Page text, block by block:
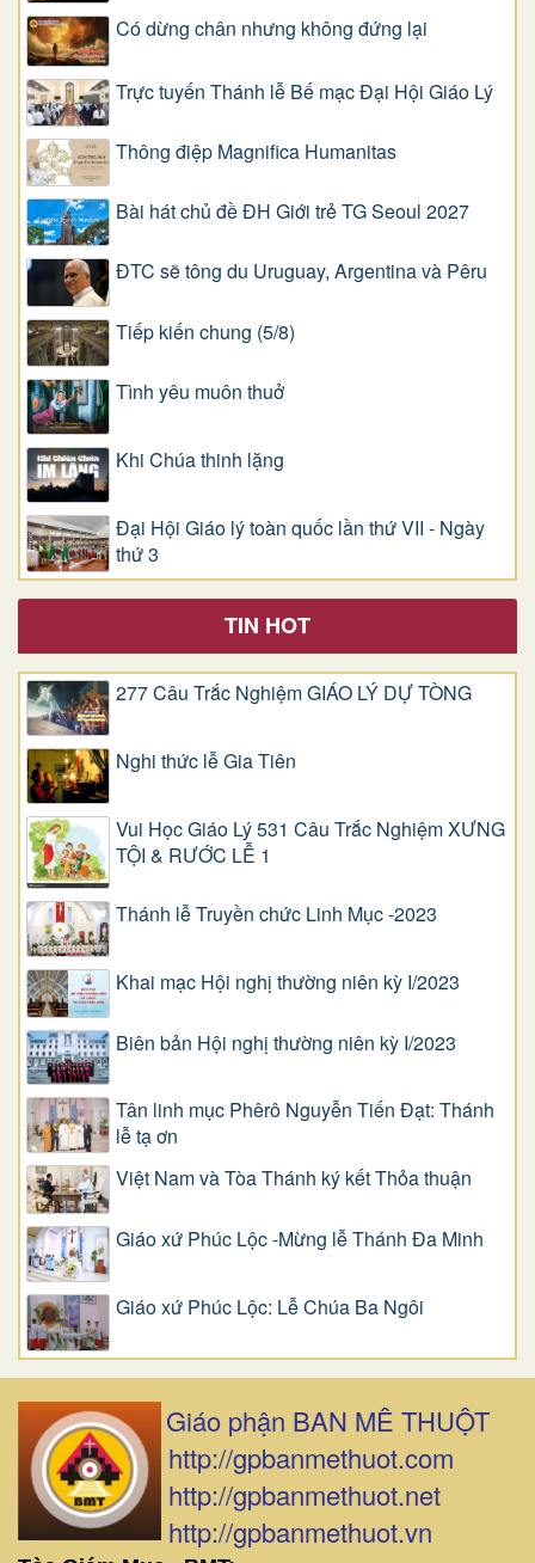
Có dừng chân nhưng không đứng lại
Trực tuyến Thánh lễ Bế mạc Đại Hội Giáo Lý
Thông điệp Magnifica Humanitas
Bài hát chủ đề ĐH Giới trẻ TG Seoul 2027
ĐTC sẽ tông du Uruguay, Argentina và Pêru
Tiếp kiến chung (5/8)
Tình yêu muôn thuở
Khi Chúa thinh lặng
Đại Hội Giáo lý toàn quốc lần thứ VII - Ngày
thứ 3
TIN HOT
277 Câu Trắc Nghiệm GIÁO LÝ DỰ TÒNG
Nghi thức lễ Gia Tiên
Vui Học Giáo Lý 531 Câu Trắc Nghiệm XƯNG
TỘI & RƯỚC LỄ 1
Thánh lễ Truyền chức Linh Mục -2023
Khai mạc Hội nghị thường niên kỳ I/2023
Biên bản Hội nghị thường niên kỳ I/2023
Tân linh mục Phêrô Nguyễn Tiến Đạt: Thánh
lễ tạ ơn
Việt Nam và Tòa Thánh ký kết Thỏa thuận
Giáo xứ Phúc Lộc -Mừng lễ Thánh Đa Minh
Giáo xứ Phúc Lộc: Lễ Chúa Ba Ngôi
Giáo phận BAN MÊ THUỘT
http://gpbanmethuot.com
http://gpbanmethuot.net
http://gpbanmethuot.vn